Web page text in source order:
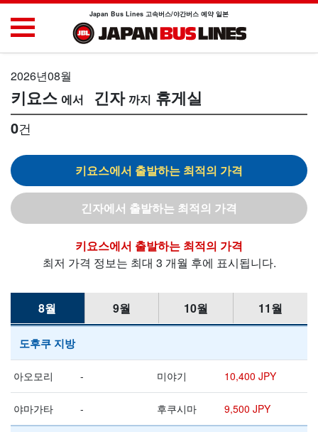
Japan Bus Lines 고속버스/야간버스 예약 일본
2026년08월
키요스 긴자 휴게실
0건
키요스
긴자
키요스
최저 가격 정보는 최대 3 개월 후에 표시됩니다.
8월 9월 10월 11월
도후쿠 지방
아오모리 - 미야기 10,400 JPY
야마가타 - 후쿠시마 9,500 JPY